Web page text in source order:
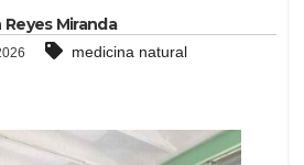
Reyes Miranda
medicina natural